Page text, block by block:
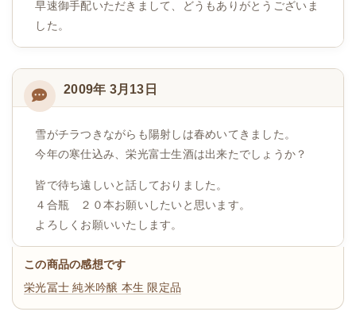
早速御手配いただきまして、どうもありがとうございま
した。
2009年 3月13日
雪がチラつきながらも陽射しは春めいてきました。
今年の寒仕込み、栄光富士生酒は出来たでしょうか？
皆で待ち遠しいと話しておりました。
４合瓶 ２０本お願いしたいと思います。
よろしくお願いいたします。
この商品の感想です
栄光冨士 純米吟醸 本生 限定品